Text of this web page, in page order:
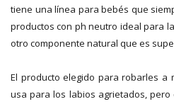
tiene una línea para bebés que
productos con ph neutro ideal para
otro componente natural que es
El producto elegido para robarles a
usa para los labios agrietados,